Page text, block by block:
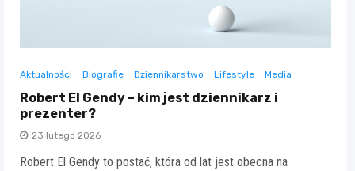
Aktualności Biografie Dziennikarstwo Lifestyle Media
Robert El Gendy – kim jest dziennikarz i
prezenter?
23 lutego 2026
Robert El Gendy to postać, która od lat jest obecna na